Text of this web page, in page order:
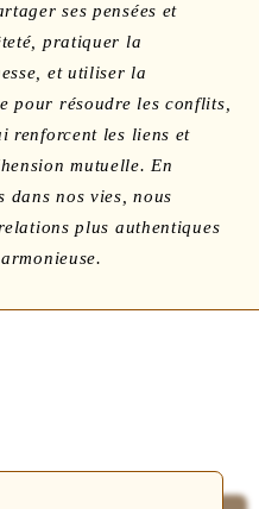
ses pensées et
pratiquer la
et utiliser la
pour résoudre les conflits,
renforcent les liens et
mutuelle. En
dans nos vies, nous
plus authentiques